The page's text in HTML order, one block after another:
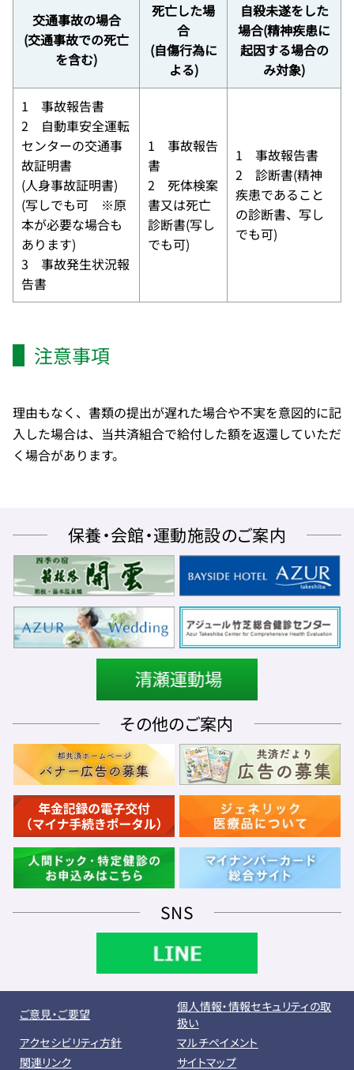
交通事故の場合
(交通事故での死亡
を含む)
死亡した場
合
(自傷行為に
よる)
自殺未遂をした
場合(精神疾患に
起因する場合の
み対象)
1 事故報告書
2 自動車安全運転
センターの交通事
故証明書
(人身事故証明書)
(写しでも可 ※原
本が必要な場合も
あります)
3 事故発生状況報
告書
1 事故報告
書
2 死体検案
書又は死亡
診断書(写し
でも可)
1 事故報告書
2 診断書(精神
疾患であること
の診断書、写し
でも可)
注意事項
理由もなく、書類の提出が遅れた場合や不実を意図的に記
入した場合は、当共済組合で給付した額を返還していただ
く場合があります。
保養・会館・運動施設のご案内
その他のご案内
SNS
ご意見・ご要望
個人情報・情報セキュリティの取
扱い
アクセシビリティ方針
マルチペイメント
関連リンク
サイトマップ